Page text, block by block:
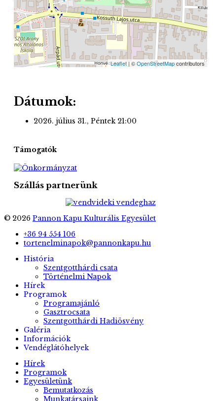
Leaflet| ©OpenStreetMapcontributors
Dátumok:
2026. július 31., Péntek 21:00
Támogatók
Szállás partnerünk
© 2026 Pannon Kapu Kulturális Egyesület
+36 94 554 106
tortenelminapok@pannonkapu.hu
História
Szentgotthárdi csata
Történelmi Napok
Hírek
Programok
Programajánló
Gasztrocsata
Szentgotthárdi Hadiösvény
Galéria
Információk
Vendéglátóhelyek
Hírek
Programok
Egyesületünk
Bemutatkozás